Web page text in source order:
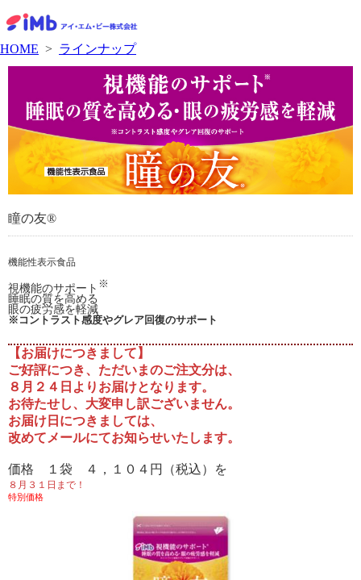
HOME > ラインナップ
瞳の友®
機能性表示食品
視機能のサポート ※
睡眠の質を高める
眼の疲労感を軽減
※コントラスト感度やグレア回復のサポート
【お届けにつきまして】
ご好評につき、ただいまのご注文分は、
８月２４日よりお届けとなります。
お待たせし、大変申し訳ございません。
お届け日につきましては、
改めてメールにてお知らせいたします。
価格 １袋 ４，１０４円（税込）を
８月３１日まで！
特別価格